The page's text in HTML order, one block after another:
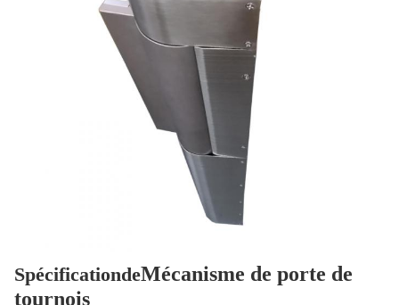
SpécificationdeMécanisme de porte de
tournois